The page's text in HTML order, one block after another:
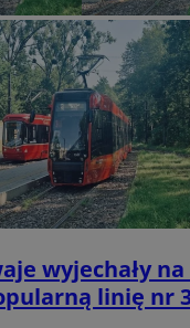
wyjechały
linię nr